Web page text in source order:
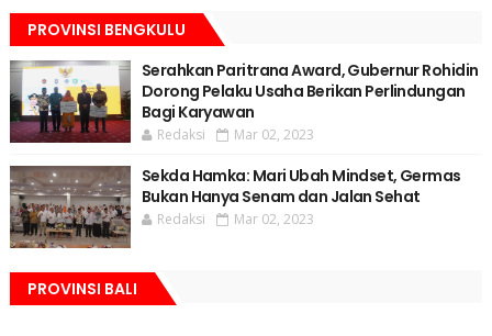
PROVINSI BENGKULU
Serahkan Paritrana Award, Gubernur Rohidin
Dorong Pelaku Usaha Berikan Perlindungan
Bagi Karyawan
Redaksi Mar 02, 2023
Sekda Hamka: Mari Ubah Mindset, Germas
Bukan Hanya Senam dan Jalan Sehat
Redaksi Mar 02, 2023
PROVINSI BALI